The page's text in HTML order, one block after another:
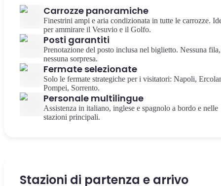
Carrozze panoramiche
Finestrini ampi e aria condizionata in tutte le carrozze.
per ammirare il Vesuvio e il Golfo.
Posti garantiti
Prenotazione del posto inclusa nel biglietto. Nessuna fila,
nessuna sorpresa.
Fermate selezionate
Solo le fermate strategiche per i visitatori: Napoli,
Pompei, Sorrento.
Personale multilingue
Assistenza in italiano, inglese e spagnolo a bordo e nelle
stazioni principali.
Stazioni di partenza e arrivo